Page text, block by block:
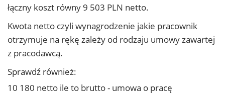
łączny koszt równy 9 503 PLN netto.
Kwota netto czyli wynagrodzenie jakie pracownik
otrzymuje na rękę zależy od rodzaju umowy zawartej
z pracodawcą.
Sprawdź również:
10 180 netto ile to brutto - umowa o pracę